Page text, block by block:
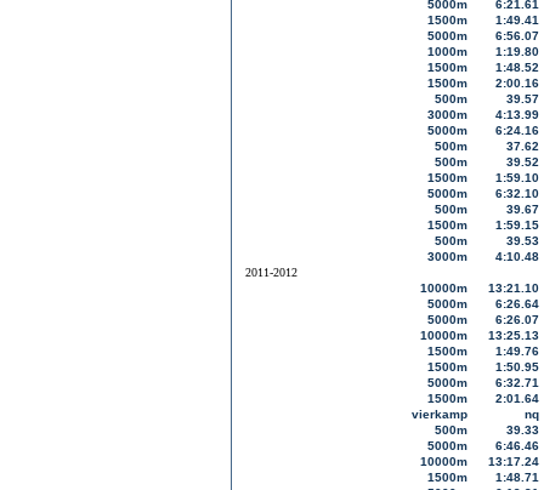
5000m
6:21.61
1500m
1:49.41
5000m
6:56.07
1000m
1:19.80
1500m
1:48.52
1500m
2:00.16
500m
39.57
3000m
4:13.99
5000m
6:24.16
500m
37.62
500m
39.52
1500m
1:59.10
5000m
6:32.10
500m
39.67
1500m
1:59.15
500m
39.53
3000m
4:10.48
2011-2012
10000m
13:21.10
5000m
6:26.64
5000m
6:26.07
10000m
13:25.13
1500m
1:49.76
1500m
1:50.95
5000m
6:32.71
1500m
2:01.64
vierkamp
nq
500m
39.33
5000m
6:46.46
10000m
13:17.24
1500m
1:48.71